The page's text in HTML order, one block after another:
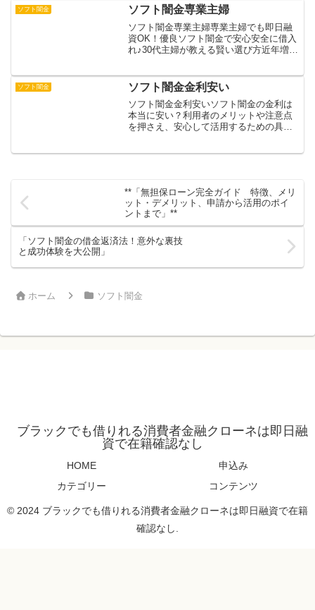
す。生活保護費を担保に高金利で貸し付
け、返済不能に陥らせる悪...
ソフト闇金 ソフト闇金専業主婦
ソフト闇金専業主婦専業主婦でも即日融
資OK！優良ソフト闇金で安心安全に借入
れ♪30代主婦が教える賢い選び方近年増加
用した高金利融資の手口や、主婦を取り
巻く経済的課題、...
ソフト闇金 ソフト闇金金利安い
ソフト闇金金利安いソフト闇金の金利は
本当に安い？利用者のメリットや注意点
を押さえ、安心して活用するための具体
**「無担保ローン完全ガイド 特徴、メリ
ット・デメリット、申請から活用のポイ
ントまで」**
「ソフト闇金の借金返済法！意外な裏技
と成功体験を大公開」
ホーム ソフト闇金
ブラックでも借りれる消費者金融クローネは即日融
資で在籍確認なし
HOME
申込み
カテゴリー
コンテンツ
© 2024 ブラックでも借りれる消費者金融クローネは即日融資で在籍
確認なし.